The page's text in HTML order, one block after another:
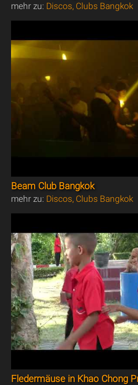
mehr zu: Discos, Clubs Bangkok
Beam Club Bangkok
mehr zu: Discos, Clubs Bangkok
Fledermäuse in Khao Chong